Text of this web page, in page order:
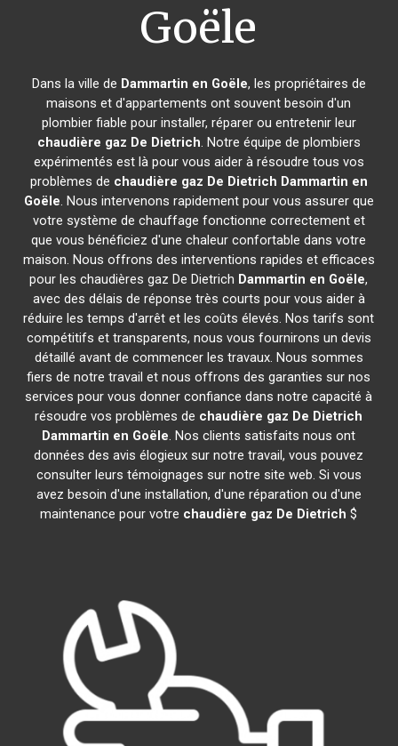
Goële
Dans la ville de Dammartin en Goële, les propriétaires de
maisons et d'appartements ont souvent besoin d'un
plombier fiable pour installer, réparer ou entretenir leur
chaudière gaz De Dietrich. Notre équipe de plombiers
expérimentés est là pour vous aider à résoudre tous vos
problèmes de chaudière gaz De Dietrich Dammartin en
Goële. Nous intervenons rapidement pour vous assurer que
votre système de chauffage fonctionne correctement et
que vous bénéficiez d'une chaleur confortable dans votre
maison. Nous offrons des interventions rapides et efficaces
pour les chaudières gaz De Dietrich Dammartin en Goële,
avec des délais de réponse très courts pour vous aider à
réduire les temps d'arrêt et les coûts élevés. Nos tarifs sont
compétitifs et transparents, nous vous fournirons un devis
détaillé avant de commencer les travaux. Nous sommes
fiers de notre travail et nous offrons des garanties sur nos
services pour vous donner confiance dans notre capacité à
résoudre vos problèmes de chaudière gaz De Dietrich
Dammartin en Goële. Nos clients satisfaits nous ont
données des avis élogieux sur notre travail, vous pouvez
consulter leurs témoignages sur notre site web. Si vous
avez besoin d'une installation, d'une réparation ou d'une
maintenance pour votre chaudière gaz De Dietrich $